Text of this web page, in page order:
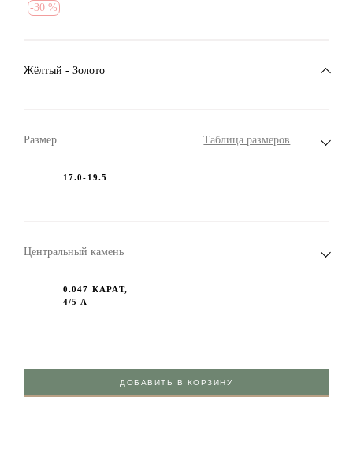
-30 %
Жёлтый - Золото
Размер Таблица размеров
17.0-19.5
Центральный камень
0.047 КАРАТ,
4/5 А
ДОБАВИТЬ В КОРЗИНУ